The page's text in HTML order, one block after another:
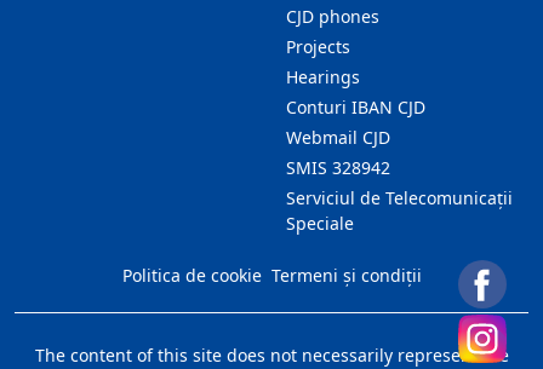
CJD phones
Projects
Hearings
Conturi IBAN CJD
Webmail CJD
SMIS 328942
Serviciul de Telecomunicații
Speciale
Politica de cookie Termeni și condiții
The content of this site does not necessarily represent the